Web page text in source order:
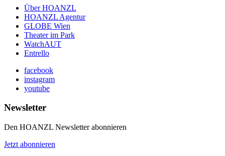
Über HOANZL
HOANZL Agentur
GLOBE Wien
Theater im Park
WatchAUT
Entrello
facebook
instagram
youtube
Newsletter
Den HOANZL Newsletter abonnieren
Jetzt abonnieren